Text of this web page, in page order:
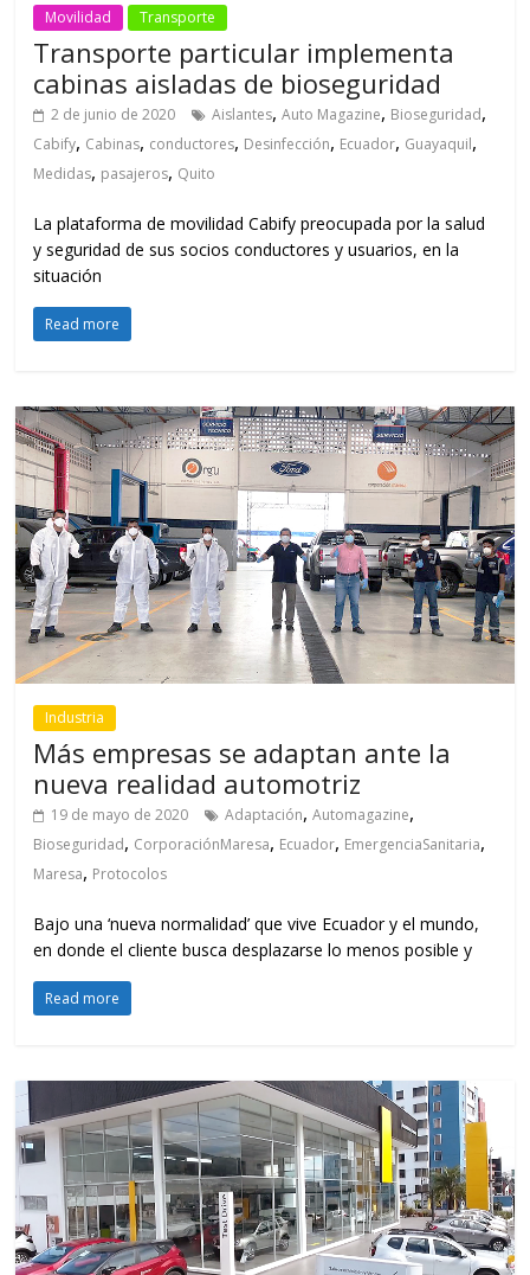
Movilidad Transporte
Transporte particular implementa
cabinas aisladas de bioseguridad
2 de junio de 2020 Aislantes,Auto Magazine, Bioseguridad,
Cabify, Cabinas, conductores, Desinfección, Ecuador, Guayaquil,
Medidas, pasajeros, Quito
La plataforma de movilidad Cabify preocupada por la salud
y seguridad de sus socios conductores y usuarios, en la
situación
Read more
Industria
Más empresas se adaptan ante la
nueva realidad automotriz
19 de mayo de 2020 Adaptación,Automagazine,
Bioseguridad, CorporaciónMaresa, Ecuador, EmergenciaSanitaria,
Maresa, Protocolos
Bajo una ‘nueva normalidad’ que vive Ecuador y el mundo,
en donde el cliente busca desplazarse lo menos posible y
Read more